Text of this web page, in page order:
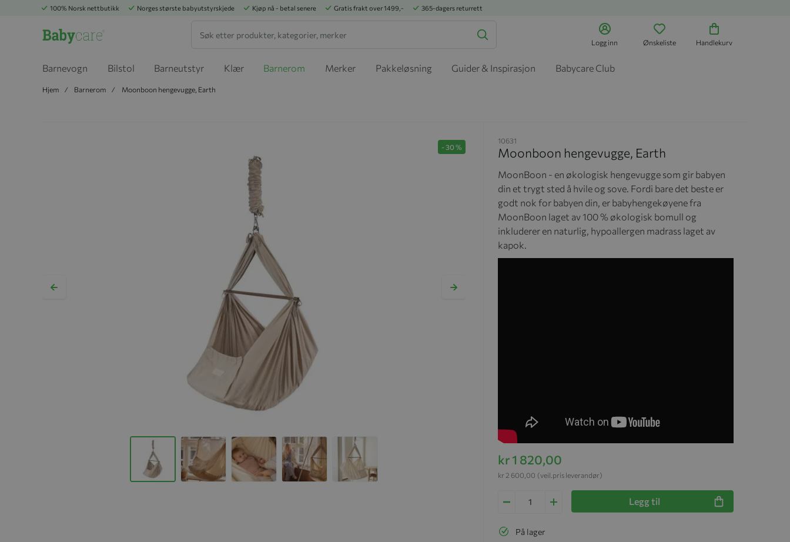
100% Norsk nettbutikk Norges største babyutstyrskjede Kjøp nå - betal senere Gratis frakt over 1499,- 365-dagers returrett
Logg inn Ønskeliste Handlekurv
Barnevogn Bilstol Barneutstyr Klær Barnerom Merker Pakkeløsning Guider & Inspirasjon Babycare Club
Hjem Barnerom Moonboon hengevugge, Earth
- 30 %
10631
Moonboon hengevugge, Earth
MoonBoon - en økologisk hengevugge som gir babyen
din et trygt sted å hvile og sove. Fordi bare det beste er
godt nok for babyen din, er babyhengekøyene fra
MoonBoon laget av 100 % økologisk bomull og
inkluderer en naturlig, hypoallergen madrass laget av
kapok.
kr 1 820,00
(veil.pris leverandør)
kr 2 600,00
Legg til
På lager